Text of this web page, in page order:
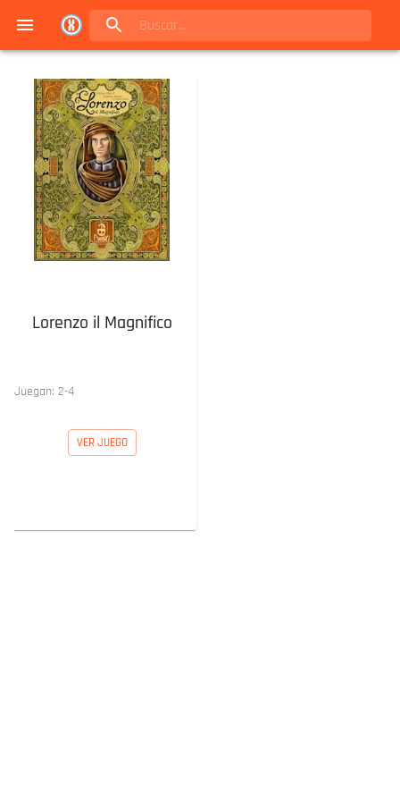
Lorenzo il Magnifico
Juegan: 2-4
VER JUEGO
Navigated to Juegos de mesa en Buenos Aires | Conexión Berlín - Catálogo